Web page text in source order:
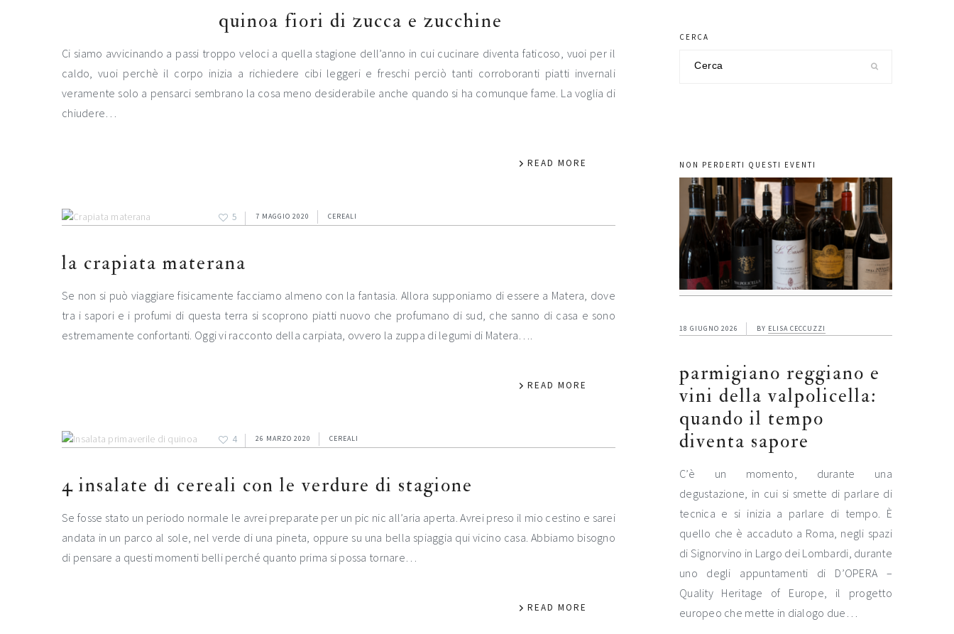
quinoa fiori di zucca e zucchine
Ci siamo avvicinando a passi troppo veloci a quella stagione dell’anno in cui cucinare diventa faticoso, vuoi per il
caldo, vuoi perchè il corpo inizia a richiedere cibi leggeri e freschi perciò tanti corroboranti piatti invernali
veramente solo a pensarci sembrano la cosa meno desiderabile anche quando si ha comunque fame. La voglia di
chiudere…
READ MORE
5 7 MAGGIO 2020 CEREALI
la crapiata materana
Se non si può viaggiare fisicamente facciamo almeno con la fantasia. Allora supponiamo di essere a Matera, dove
tra i sapori e i profumi di questa terra si scoprono piatti nuovo che profumano di sud, che sanno di casa e sono
estremamente confortanti. Oggi vi racconto della carpiata, ovvero la zuppa di legumi di Matera….
READ MORE
4 26 MARZO 2020 CEREALI
4 insalate di cereali con le verdure di stagione
Se fosse stato un periodo normale le avrei preparate per un pic nic all’aria aperta. Avrei preso il mio cestino e sarei
andata in un parco al sole, nel verde di una pineta, oppure su una bella spiaggia qui vicino casa. Abbiamo bisogno
di pensare a questi momenti belli perché quanto prima si possa tornare…
READ MORE
CERCA
NON PERDERTI QUESTI EVENTI
18 GIUGNO 2026 BY ELISA CECCUZZI
parmigiano reggiano e
vini della valpolicella:
quando il tempo
diventa sapore
C’è un momento, durante una
degustazione, in cui si smette di parlare di
tecnica e si inizia a parlare di tempo. È
quello che è accaduto a Roma, negli spazi
di Signorvino in Largo dei Lombardi, durante
uno degli appuntamenti di D’OPERA –
Quality Heritage of Europe, il progetto
europeo che mette in dialogo due…